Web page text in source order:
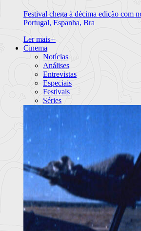
Festival chega à décima edição com
Portugal, Espanha, Bra
Ler mais+
Cinema
Notícias
Análises
Entrevistas
Especiais
Festivais
Séries